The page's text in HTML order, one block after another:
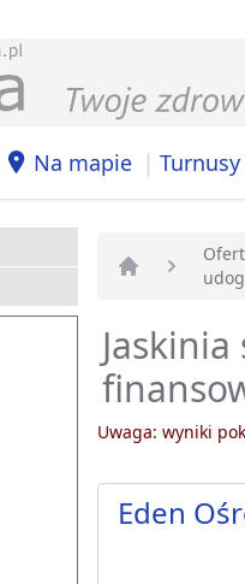
Na mapie |
Strona
Uwaga: wyniki
Eden